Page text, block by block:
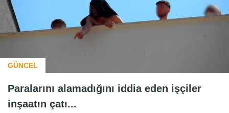
GÜNCEL
Paralarını alamadığını iddia eden işçiler
inşaatın çatı...